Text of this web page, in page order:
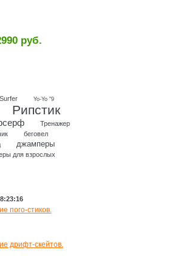
руб.
Yo-Yo "9
Рипстик
Тренажер
беговел
джамперы
для взрослых
пого-стиков.
дрифт-скейтов.